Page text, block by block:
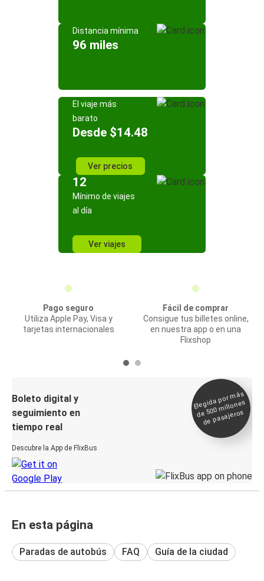
Distancia mínima
96 miles
El viaje más
barato
Desde $14.48
Ver precios
12
Mínimo de viajes
al día
Ver viajes
Pago seguro
Utiliza Apple Pay, Visa y
tarjetas internacionales
Fácil de comprar
Consigue tus billetes online,
en nuestra app o en una
Flixshop
Boleto digital y
seguimiento en
tiempo real
Descubre la App de FlixBus
Elegida por
más
de 500
millones
de pasajeros
En esta página
Paradas de autobús FAQ Guía de la ciudad